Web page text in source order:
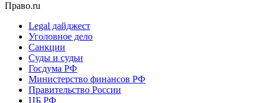
Право.ru
Legal дайджест
Уголовное дело
Санкции
Суды и судьи
Госдума РФ
Министерство финансов РФ
Правительство России
ЦБ РФ